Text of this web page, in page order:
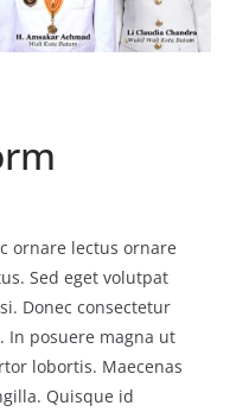
ornare lectus ornare
Sed eget volutpat
Donec consectetur
In posuere magna ut
lobortis. Maecenas
Quisque id